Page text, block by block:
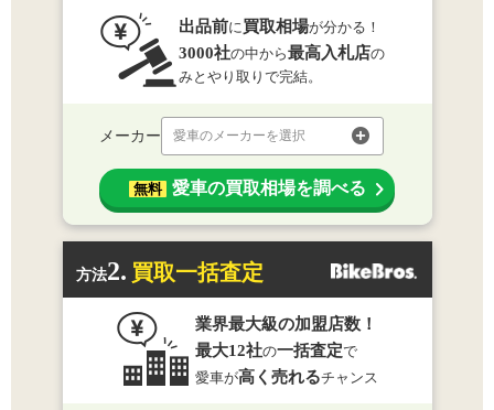
出品前に買取相場が分かる！
3000社の中から最高入札店の
みとやり取りで完結。
メーカー 愛車のメーカーを選択
無料 愛車の買取相場を調べる
方法2. 買取一括査定
業界最大級の加盟店数！
最大12社の一括査定で
愛車が高く売れるチャンス